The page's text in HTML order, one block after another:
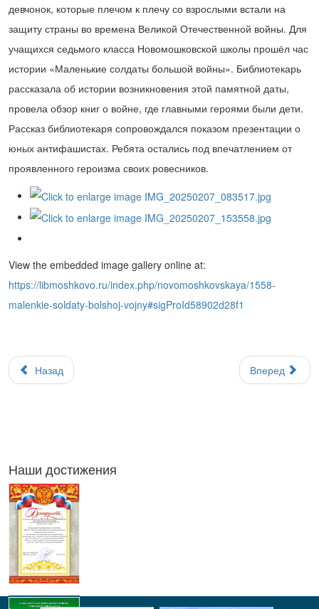
девчонок, которые плечом к плечу со взрослыми встали на
защиту страны во времена Великой Отечественной войны. Для
учащихся седьмого класса Новомошковской школы прошёл час
истории «Маленькие солдаты большой войны». Библиотекарь
рассказала об истории возникновения этой памятной даты,
провела обзор книг о войне, где главными героями были дети.
Рассказ библиотекаря сопровождался показом презентации о
юных антифашистах. Ребята остались под впечатлением от
проявленного героизма своих ровесников.
View the embedded image gallery online at:
https://libmoshkovo.ru/index.php/novomoshkovskaya/1558-
malenkie-soldaty-bolshoj-vojny#sigProId58902d28f1
Назад Вперед
Наши достижения